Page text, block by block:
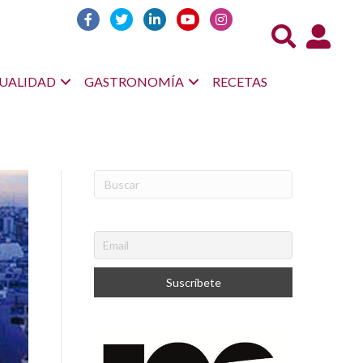
Acceso
GASTRONOMÍA RECETAS